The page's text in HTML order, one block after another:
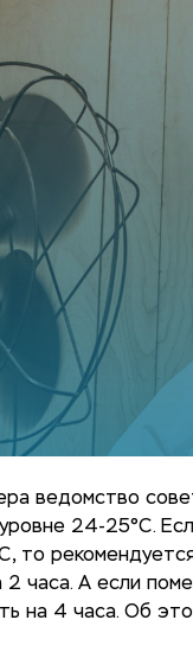
ведомство
24-25°C.
то
часа. А если
на 4 часа. Об